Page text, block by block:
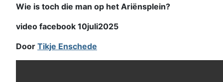
Wie is toch die man op het Ariënsplein?
video facebook 10juli2025
Door Tikje Enschede